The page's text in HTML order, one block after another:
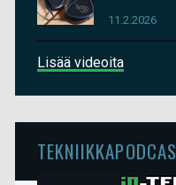
11.2.2026
Lisää videoita